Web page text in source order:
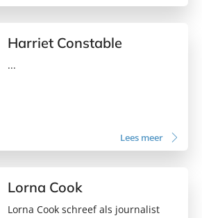
Harriet Constable
...
Lees meer
Lorna Cook
Lorna Cook schreef als journalist